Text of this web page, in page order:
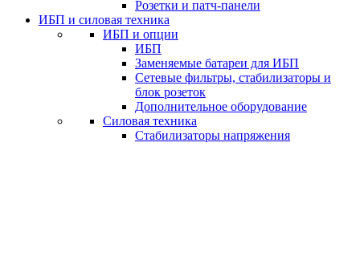
Розетки и патч-панели
ИБП и силовая техника
ИБП и опции
ИБП
Заменяемые батареи для ИБП
Сетевые фильтры, стабилизаторы и
блок розеток
Дополнительное оборудование
Силовая техника
Стабилизаторы напряжения